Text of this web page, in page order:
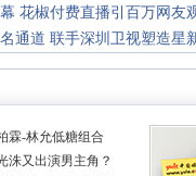
花椒付费直播引百万网友
通道 联手深圳卫视塑造星